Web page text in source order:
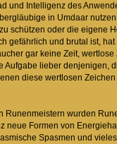
und Intelligenz des
in Umdaar
schützen oder die eigene
gefährlich und brutal ist, hat
gar keine Zeit, wertlose
Aufgabe lieber denjenigen,
diese wertlosen
Runenmeistern wurden
neue Formen von
Spasmen und